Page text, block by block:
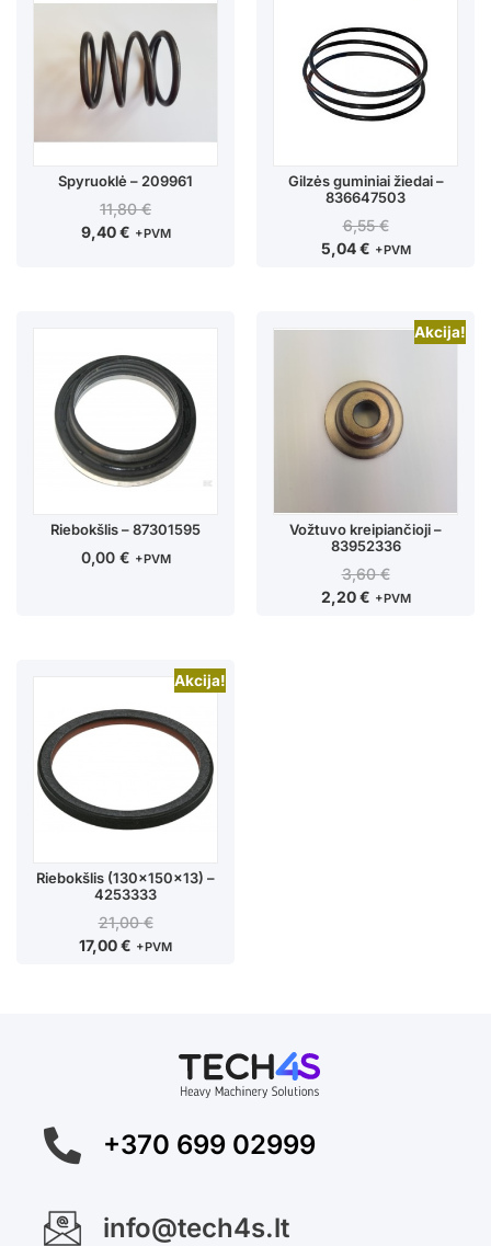
Spyruoklė – 209961
11,80€
9,40€ +PVM
Gilzės guminiai žiedai –
836647503
6,55€
5,04€ +PVM
Riebokšlis – 87301595
0,00 € +PVM
Akcija!
Vožtuvo kreipiančioji –
83952336
3,60€
2,20€ +PVM
Akcija!
Riebokšlis (130x150x13) –
4253333
21,00€
17,00€ +PVM
+370 699 02999
info@tech4s.lt